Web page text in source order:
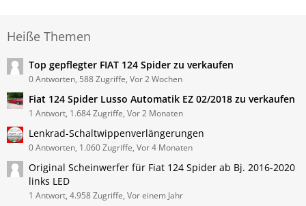
Heiße Themen
Top gepflegter FIAT 124 Spider zu verkaufen
0 Antworten, 588 Zugriffe, Vor 2 Wochen
Fiat 124 Spider Lusso Automatik EZ 02/2018 zu verkaufen
1 Antwort, 1.684 Zugriffe, Vor 2 Monaten
Lenkrad-Schaltwippenverlängerungen
0 Antworten, 1.060 Zugriffe, Vor 4 Monaten
Original Scheinwerfer für Fiat 124 Spider ab Bj. 2016-2020
links LED
1 Antwort, 4.958 Zugriffe, Vor einem Jahr